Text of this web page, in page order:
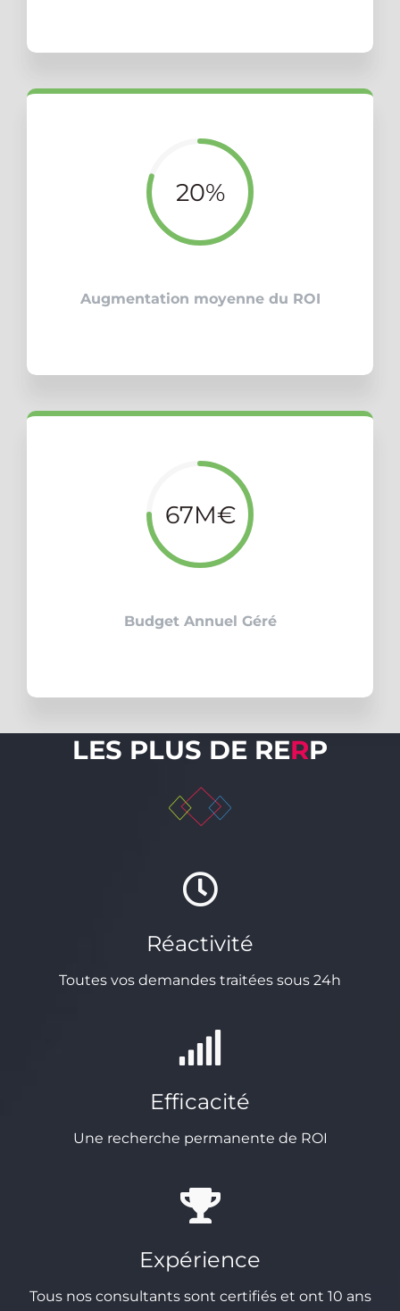
20%
Augmentation moyenne du ROI
67M€
Budget Annuel Géré
LES PLUS DE RERP
Réactivité
Toutes vos demandes traitées sous 24h
Efficacité
Une recherche permanente de ROI
Expérience
Tous nos consultants sont certifiés et ont 10 ans